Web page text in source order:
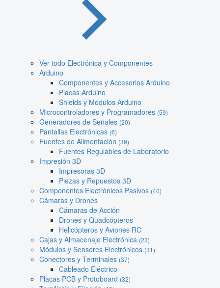
Ver todo Electrónica y Componentes
Arduino
Componentes y Accesorios Arduino
Placas Arduino
Shields y Módulos Arduino
Microcontroladores y Programadores (59)
Generadores de Señales (20)
Pantallas Electrónicas (6)
Fuentes de Alimentación (39)
Fuentes Regulables de Laboratorio
Impresión 3D
Impresoras 3D
Piezas y Repuestos 3D
Componentes Electrónicos Pasivos (40)
Cámaras y Drones
Cámaras de Acción
Drones y Quadcópteros
Helicópteros y Aviones RC
Cajas y Almacenaje Electrónica (23)
Módulos y Sensores Electrónicos (31)
Conectores y Terminales (37)
Cableado Eléctrico
Placas PCB y Protoboard (32)